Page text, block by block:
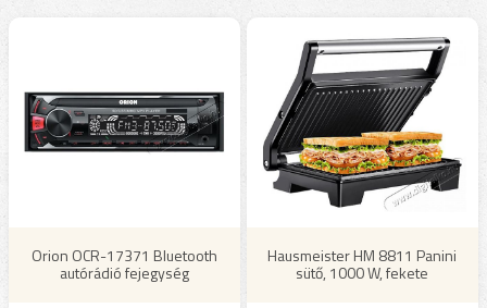
Orion OCR-17371 Bluetooth
autórádió fejegység
Hausmeister HM 8811 Panini
sütő, 1000 W, fekete